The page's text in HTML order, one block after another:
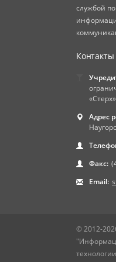
службой
Контакты
Адрес
Факс:
Email:
© 2012-